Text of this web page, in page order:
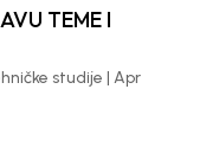
TEME I
studije | Apr